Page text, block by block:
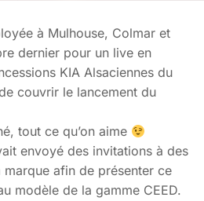
à Mulhouse, Colmar et
dernier pour un live en
KIA Alsaciennes du
couvrir le lancement du
tout ce qu’on aime
envoyé des invitations à des
afin de présenter ce
modèle de la gamme CEED.